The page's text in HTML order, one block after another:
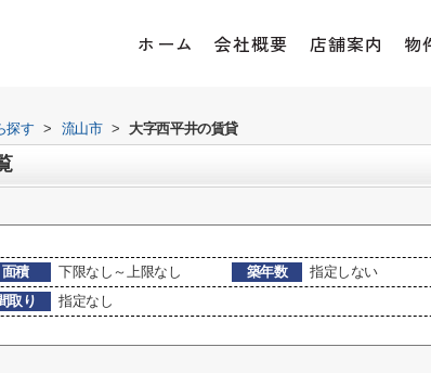
ホーム 会社概要 店舗案内 物
探す > 流山市 > 大字西平井の賃貸
面積 下限なし～上限なし 築年数
指定しない
取り
指定なし